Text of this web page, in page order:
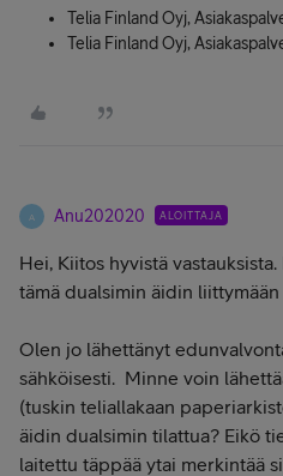
Telia Finland Oyj,
Telia Finland Oyj,
A Anu202020 ALOITTAJA
Hei, Kiitos hyvistä
tämä dualsimin äidin liittymään
Olen jo lähettänyt
sähköisesti. Minne voin
(tuskin teliallakaan
äidin dualsimin tilattua? Eikö
laitettu täppää ytai merkintää